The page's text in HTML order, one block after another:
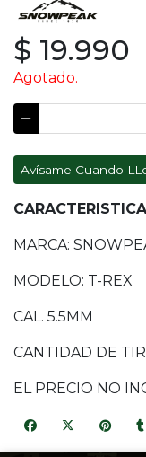
$ 19.990
Agotado.
Avísame Cuando
MARCA:
MODELO: T-REX
CAL. 5.5MM
CANTIDAD DE
EL PRECIO NO